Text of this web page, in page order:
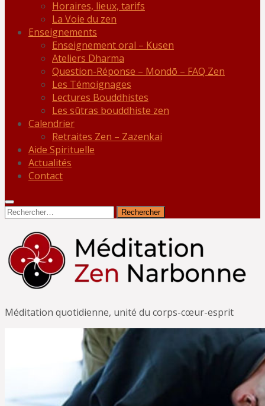
Horaires, lieux, tarifs
La Voie du zen
Enseignements
Enseignement oral – Kusen
Ateliers Dharma
Question-Réponse – Mondō – FAQ Zen
Les Témoignages
Lectures Bouddhistes
Les sūtras bouddhiste zen
Calendrier
Retraites Zen – Zazenkai
Aide Spirituelle
Actualités
Contact
Rechercher :
Méditation quotidienne, unité du corps-cœur-esprit